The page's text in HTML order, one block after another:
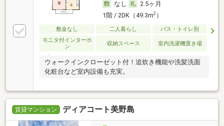
なし
2.5ヶ月
1階 / 2DK（49.3m2）
敷金なし 二人暮らし
バス・トイレ別
モニタ付インターホ
ン
収納スペース 室内洗濯機置き場
ウォークインクローゼット付！追炊き機能や洗髪洗面
化粧台など室内設備も充実。
賃貸マンション ディアコート美野島